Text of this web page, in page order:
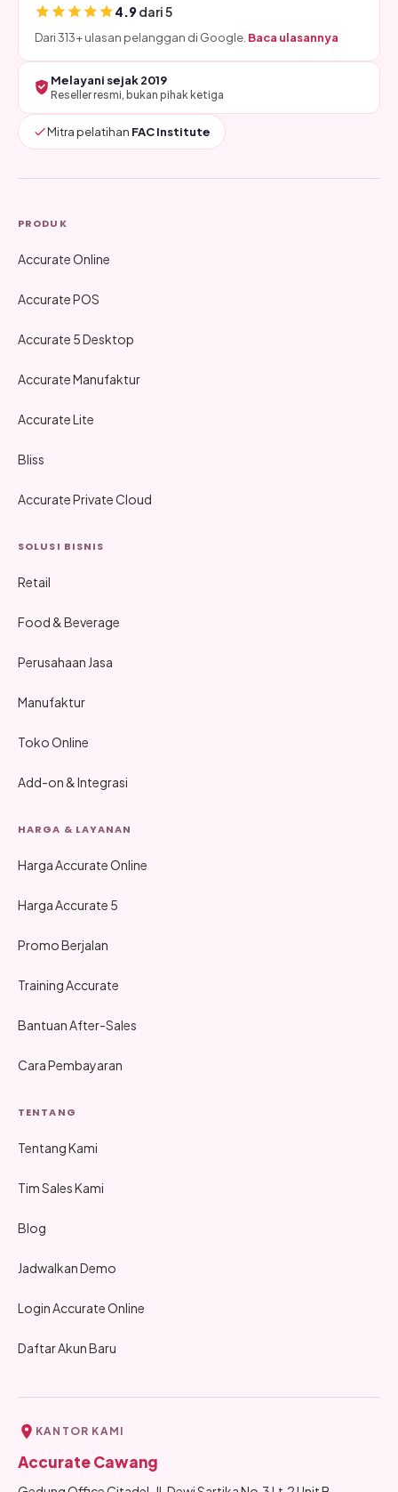
4.9dari 5
Dari 313+ ulasan pelanggan di Google. Baca ulasannya
Melayani sejak 2019
Reseller resmi, bukan pihak ketiga
Mitra pelatihan FAC Institute
PRODUK
Accurate Online
Accurate POS
Accurate 5 Desktop
Accurate Manufaktur
Accurate Lite
Bliss
Accurate Private Cloud
SOLUSI BISNIS
Retail
Food & Beverage
Perusahaan Jasa
Manufaktur
Toko Online
Add-on & Integrasi
HARGA & LAYANAN
Harga Accurate Online
Harga Accurate 5
Promo Berjalan
Training Accurate
Bantuan After-Sales
Cara Pembayaran
TENTANG
Tentang Kami
Tim Sales Kami
Blog
Jadwalkan Demo
Login Accurate Online
Daftar Akun Baru
KANTOR KAMI
Accurate Cawang